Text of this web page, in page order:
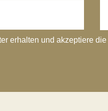
erhalten und akzeptiere die